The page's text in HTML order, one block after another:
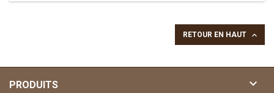
RETOUR EN HAUT 
PRODUITS 